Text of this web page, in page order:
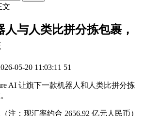
文
与人类比拼分拣包裹，
05-20 11:03:11 51
AI 让旗下一款机器人和人类比拼分拣
注：现汇率约合 2656.92 亿元人民币）